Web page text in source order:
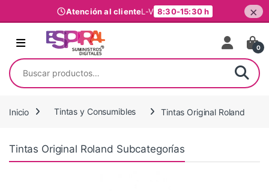
Atención al clienteL-V 8:30-15:30 h ×
Ir al contenido
0
Buscar por:
Inicio Tintas y Consumibles Tintas Original Roland
Tintas Original Roland Subcategorías